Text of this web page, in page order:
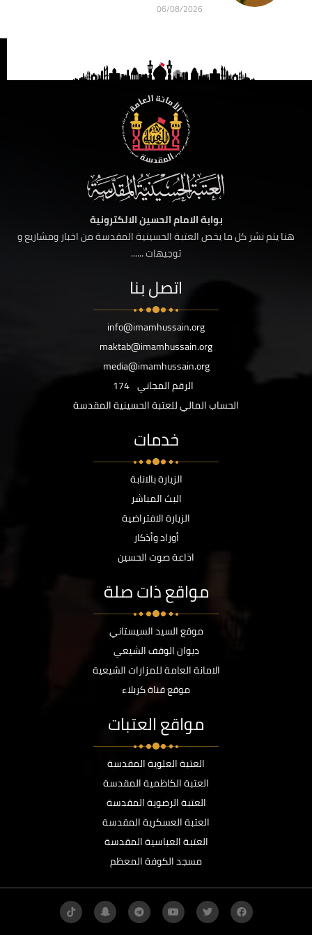
06/08/2026
بوابة الامام الحسين الالكترونية
هنا يتم نشر كل ما يخص العتبة الحسينية المقدسة من اخبار ومشاريع و
توجيهات ......
اتصل بنا
info@imamhussain.org
maktab@imamhussain.org
media@imamhussain.org
الرقم المجاني 174
الحساب المالي للعتبة الحسينية المقدسة
خدمات
الزيارة بالانابة
البث المباشر
الزيارة الافتراضية
أوراد وأذكار
اذاعة صوت الحسين
مواقع ذات صلة
موقع السيد السيستاني
ديوان الوقف الشيعي
الامانة العامة للمزارات الشيعية
موقع قناة كربلاء
مواقع العتبات
العتبة العلوية المقدسة
العتبة الكاظمية المقدسة
العتبة الرضوية المقدسة
العتبة العسكرية المقدسة
العتبة العباسية المقدسة
مسجد الكوفة المعظم